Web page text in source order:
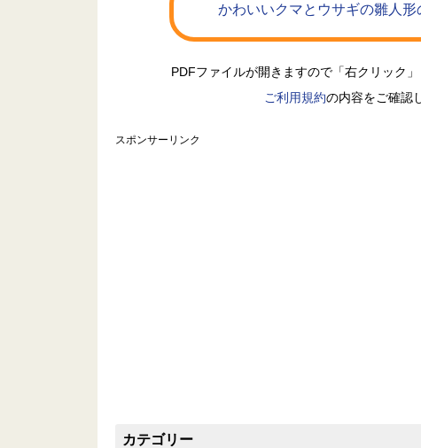
かわいいクマとウサギの雛人形
PDFファイルが開きますので「右クリック
ご利用規約の内容をご確認
スポンサーリンク
カテゴリー